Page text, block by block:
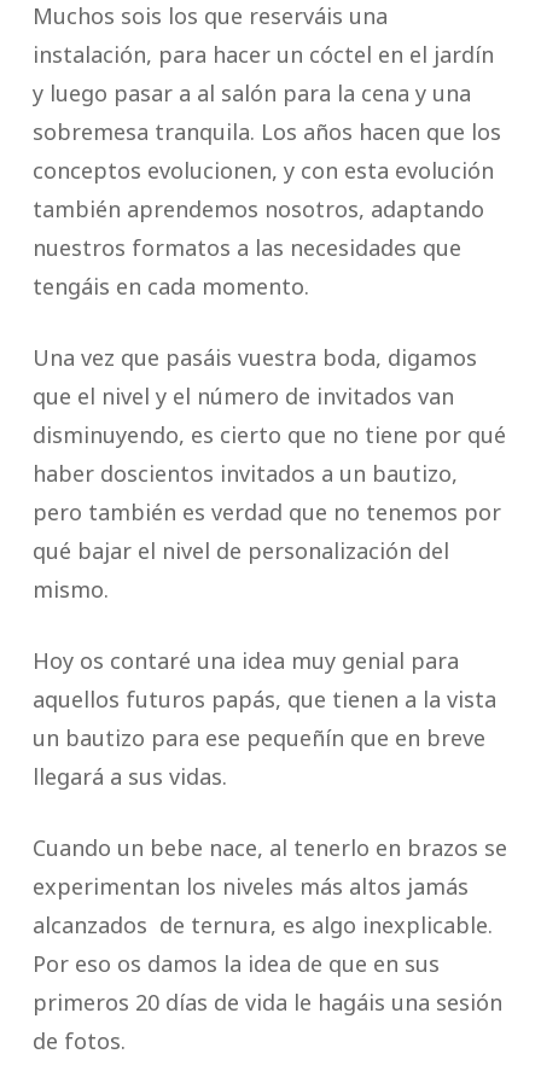
Muchos sois los que reserváis una
instalación, para hacer un cóctel en el jardín
y luego pasar a al salón para la cena y una
sobremesa tranquila. Los años hacen que los
conceptos evolucionen, y con esta evolución
también aprendemos nosotros, adaptando
nuestros formatos a las necesidades que
tengáis en cada momento.
Una vez que pasáis vuestra boda, digamos
que el nivel y el número de invitados van
disminuyendo, es cierto que no tiene por qué
haber doscientos invitados a un bautizo,
pero también es verdad que no tenemos por
qué bajar el nivel de personalización del
mismo.
Hoy os contaré una idea muy genial para
aquellos futuros papás, que tienen a la vista
un bautizo para ese pequeñín que en breve
llegará a sus vidas.
Cuando un bebe nace, al tenerlo en brazos se
experimentan los niveles más altos jamás
alcanzados de ternura, es algo inexplicable.
Por eso os damos la idea de que en sus
primeros 20 días de vida le hagáis una sesión
de fotos.